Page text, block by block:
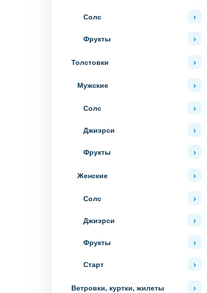
Солс
Фрукты
Толстовки
Мужские
Солс
Джиэрси
Фрукты
Женские
Солс
Джиэрси
Фрукты
Старт
Ветровки, куртки, жилеты